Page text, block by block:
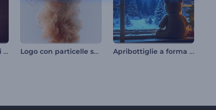
Apribottiglie con luci scintillanti Logo con particelle scintillanti Apribottiglie a forma di orsetto di Natale